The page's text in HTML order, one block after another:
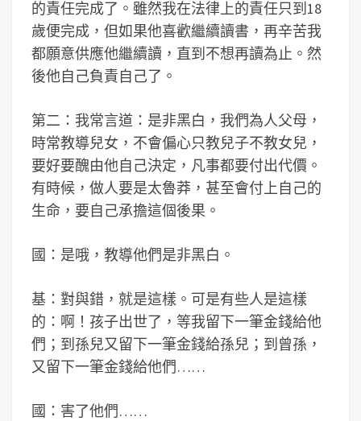
的責任完成了。雖然我在法律上的責任只到18
歲便完成，但如果他喜歡繼續讀書，再辛苦我
都願意供應他繼續讀，直到不想再讀為止。然
後他自己負責自己了。
第二：我常言道：是非黑白，我們為人父母，
時常教導兒女，不會偏心只教兒子不教女兒，
要好要醜由他自己決定，凡事都要付出代價。
有時候，做人要是太魯莽，甚至會付上自己的
生命，要自己承擔這個後果。
國：是哦，教導他們是非黑白。
基：對與錯，就是這樣。可是有些人是這樣
的：啊！孩子出世了，等我留下一筆金錢給他
們；到孫兒又留下一筆金錢給孫兒；到曾孫，
又留下一筆金錢給他們……
國：害了他們……